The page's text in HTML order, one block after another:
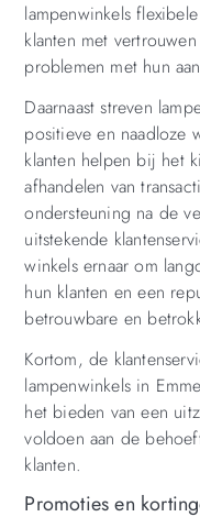
lampenwinkels
klanten met
problemen met hun
Daarnaast streven
positieve en naadloze
klanten helpen bij het
afhandelen van
ondersteuning na de
uitstekende
winkels ernaar om
hun klanten en een
betrouwbare en
Kortom, de
lampenwinkels in
het bieden van een
voldoen aan de
klanten.
Promoties en